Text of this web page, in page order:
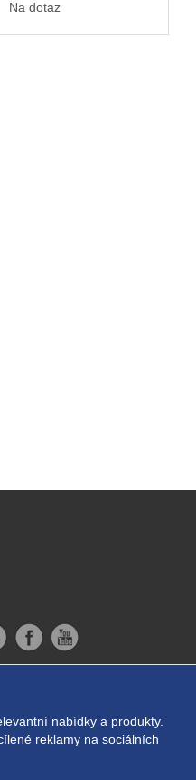
nabídky a produkty.
reklamy na sociálních
Na dotaz
ABRA E-shop